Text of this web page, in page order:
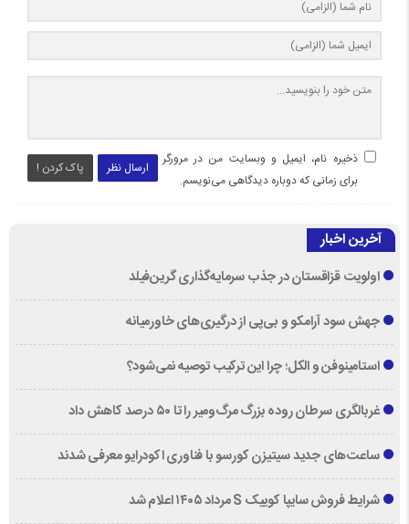
ارسال نظر پاک کردن !
ذخیره نام، ایمیل و وبسایت من در مرورگر
برای زمانی که دوباره دیدگاهی می‌نویسم.
آخرین اخبار
اولویت قزاقستان در جذب سرمایه‌گذاری گرین‌فیلد
جهش سود آرامکو و بی‌پی از درگیری‌های خاورمیانه
استامینوفن و الکل؛ چرا این ترکیب توصیه نمی‌شود؟
غربالگری سرطان روده بزرگ مرگ‌ومیر را تا ۵۰ درصد کاهش داد
ساعت‌های جدید سیتیزن کورسو با فناوری اکودرایو معرفی شدند
شرایط فروش سایپا کوییک S مرداد ۱۴۰۵ اعلام شد